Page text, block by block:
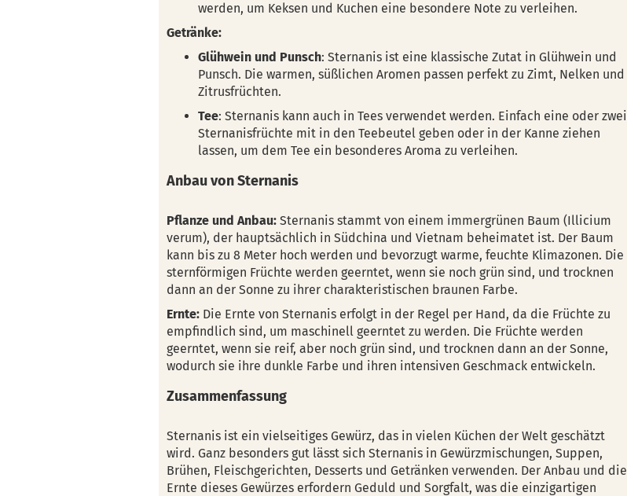
werden, um Keksen und Kuchen eine besondere Note zu verleihen.
Getränke:
Glühwein und Punsch: Sternanis ist eine klassische Zutat in Glühwein und
Punsch. Die warmen, süßlichen Aromen passen perfekt zu Zimt, Nelken und
Zitrusfrüchten.
Tee: Sternanis kann auch in Tees verwendet werden. Einfach eine oder zwei
Sternanisfrüchte mit in den Teebeutel geben oder in der Kanne ziehen
lassen, um dem Tee ein besonderes Aroma zu verleihen.
Anbau von Sternanis
Pflanze und Anbau: Sternanis stammt von einem immergrünen Baum (Illicium
verum), der hauptsächlich in Südchina und Vietnam beheimatet ist. Der Baum
kann bis zu 8 Meter hoch werden und bevorzugt warme, feuchte Klimazonen. Die
sternförmigen Früchte werden geerntet, wenn sie noch grün sind, und trocknen
dann an der Sonne zu ihrer charakteristischen braunen Farbe.
Ernte: Die Ernte von Sternanis erfolgt in der Regel per Hand, da die Früchte zu
empfindlich sind, um maschinell geerntet zu werden. Die Früchte werden
geerntet, wenn sie reif, aber noch grün sind, und trocknen dann an der Sonne,
wodurch sie ihre dunkle Farbe und ihren intensiven Geschmack entwickeln.
Zusammenfassung
Sternanis ist ein vielseitiges Gewürz, das in vielen Küchen der Welt geschätzt
wird. Ganz besonders gut lässt sich Sternanis in Gewürzmischungen, Suppen,
Brühen, Fleischgerichten, Desserts und Getränken verwenden. Der Anbau und die
Ernte dieses Gewürzes erfordern Geduld und Sorgfalt, was die einzigartigen